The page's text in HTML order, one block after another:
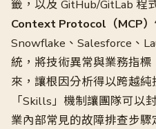
籤，以及 GitHub/GitLab 程
Context Protocol（MCP
Snowflake、Salesforce、
統，將技術異常與業務指
來，讓根因分析得以跨越純
「Skills」機制讓團隊可以
業內部常見的故障排查步驟